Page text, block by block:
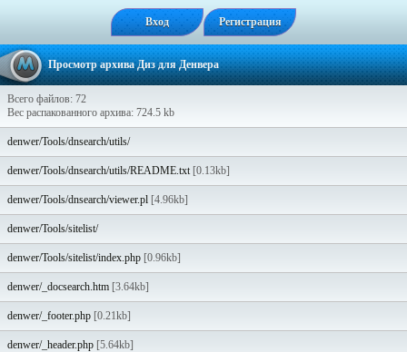
Вход Регистрация
Просмотр архива Диз для Денвера
Всего файлов: 72
Вес распакованного архива: 724.5 kb
denwer/Tools/dnsearch/utils/
denwer/Tools/dnsearch/utils/README.txt[0.13kb]
denwer/Tools/dnsearch/viewer.pl [4.96kb]
denwer/Tools/sitelist/
denwer/Tools/sitelist/index.php [0.96kb]
denwer/_docsearch.htm [3.64kb]
denwer/_footer.php [0.21kb]
denwer/_header.php [5.64kb]